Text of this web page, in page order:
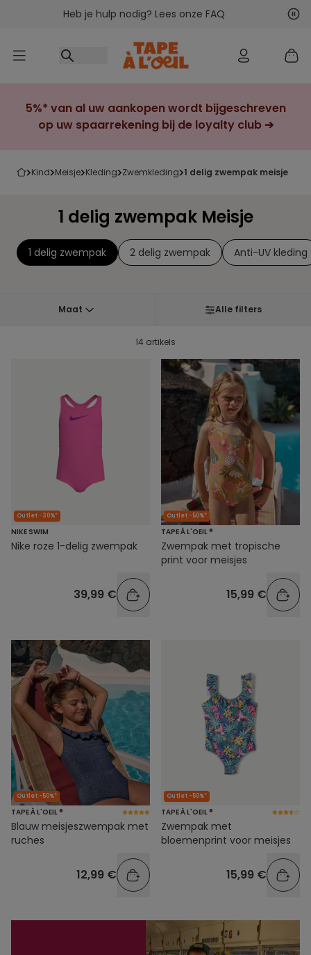
Ga naar inhoudHeb je hulp nodig? Lees onze FAQ
5%* van al uw aankopen wordt bijgeschreven
op uw spaarrekening bij de loyalty club ➔
kind meisje kleding zwemkleding 1 delig zwempak meisje
1 delig zwempak Meisje
1 delig zwempak 2 delig zwempak Anti-UV kleding
Maat Alle filters
14 artikels
Outlet -30%*
NIKE SWIM
Nike roze 1-delig zwempak
39,99 €
Outlet -50%*
TAPE À L'OEIL ®
Zwempak met tropische
print voor meisjes
15,99 €
Outlet -50%*
TAPE À L'OEIL ®
Blauw meisjeszwempak met
ruches
12,99 €
Outlet -50%*
TAPE À L'OEIL ®
Zwempak met
bloemenprint voor meisjes
15,99 €